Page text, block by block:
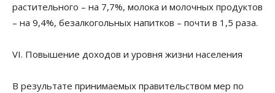
растительного – на 7,7%, молока и молочных продуктов
– на 9,4%, безалкогольных напитков – почти в 1,5 раза.
VI. Повышение доходов и уровня жизни населения
В результате принимаемых правительством мер по